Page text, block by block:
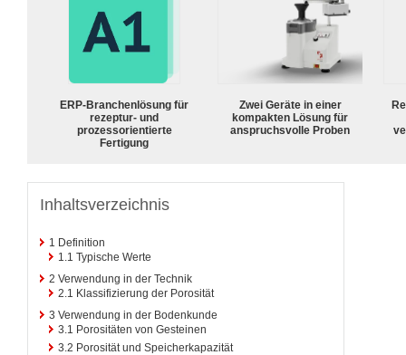
ERP-Branchenlösung für
rezeptur- und
prozessorientierte
Fertigung
Zwei Geräte in einer
kompakten Lösung für
anspruchsvolle Proben
Inhaltsverzeichnis
1 Definition
1.1 Typische Werte
2 Verwendung in der Technik
2.1 Klassifizierung der Porosität
3 Verwendung in der Bodenkunde
3.1 Porositäten von Gesteinen
3.2 Porosität und Speicherkapazität